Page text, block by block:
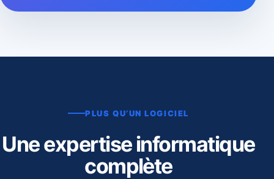
PLUS QU’UN LOGICIEL
Une expertise informatique
complète